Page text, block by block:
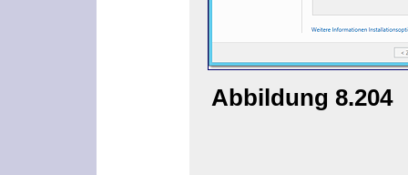
Abbildung 8.204